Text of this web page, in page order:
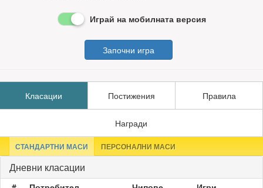
Играй на мобилната версия
Започни игра
Класации Постижения Правила
Награди
СТАНДАРТНИ МАСИ ПЕРСОНАЛНИ МАСИ
Дневни класации